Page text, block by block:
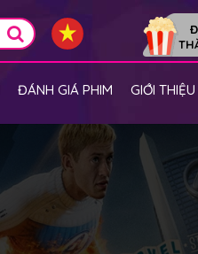
ĐÁNH GIÁ PHIM GIỚI THIỆU